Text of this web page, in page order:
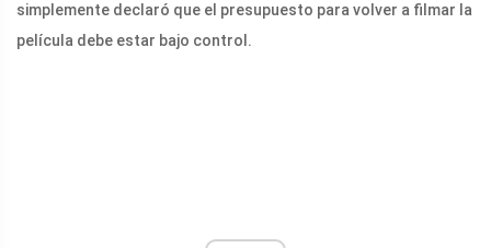
simplemente declaró que el presupuesto para volver a filmar la
película debe estar bajo control.